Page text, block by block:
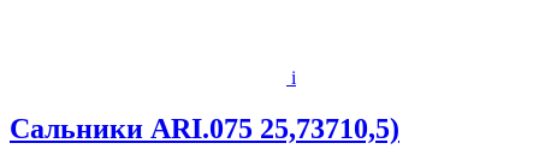
i
Сальники ARI.075 25,73710,5)